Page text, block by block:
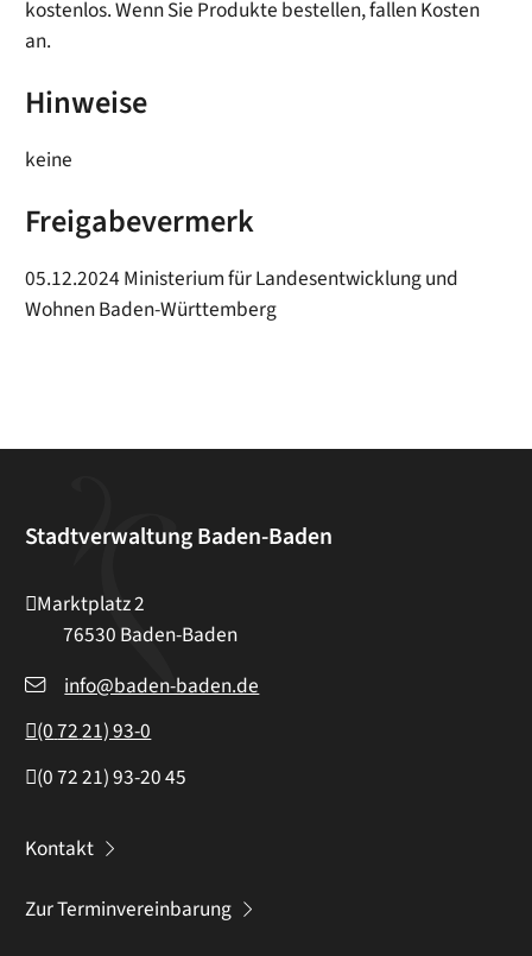
kostenlos. Wenn Sie Produkte bestellen, fallen Kosten
an.
Hinweise
keine
Freigabevermerk
05.12.2024 Ministerium für Landesentwicklung und
Wohnen Baden-Württemberg
Stadtverwaltung Baden-Baden
Marktplatz 2
76530 Baden-Baden
info@baden-baden.de
(07221) 93-0
(07221) 93-2045
Kontakt
Zur Terminvereinbarung